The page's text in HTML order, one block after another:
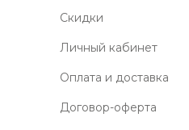
Скидки
Личный кабинет
Оплата и доставка
Договор-оферта